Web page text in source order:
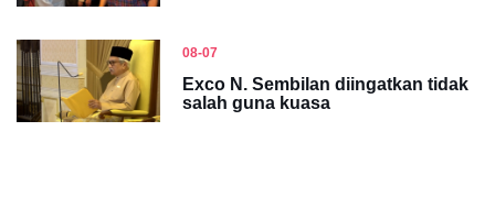
08-07
Exco N. Sembilan diingatkan tidak
salah guna kuasa